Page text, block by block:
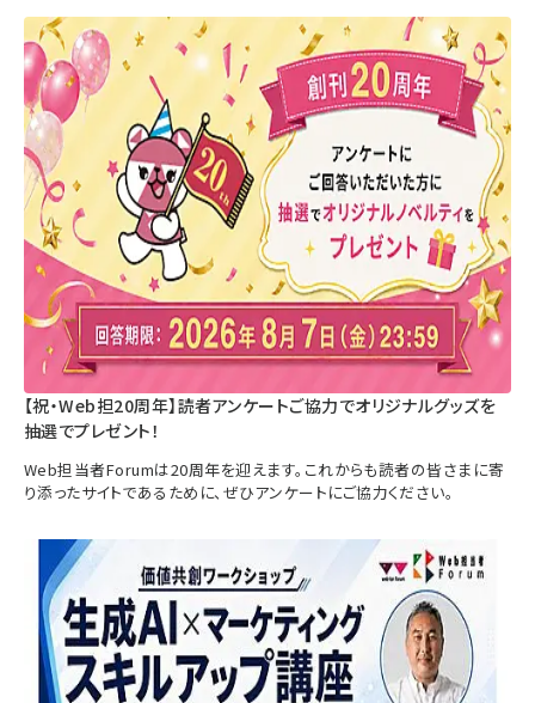
【祝・Web担20周年】読者アンケートご協力でオリジナルグッズを
抽選でプレゼント！
Web担当者Forumは20周年を迎えます。これからも読者の皆さまに寄
り添ったサイトであるために、ぜひアンケートにご協力ください。